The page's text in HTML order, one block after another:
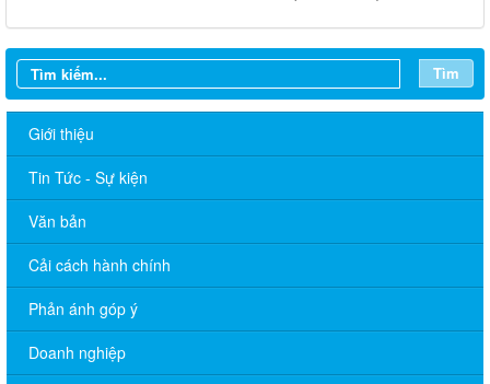
Tìm
Giới thiệu
Tin Tức - Sự kiện
Văn bản
Cải cách hành chính
Phản ánh góp ý
Doanh nghiệp